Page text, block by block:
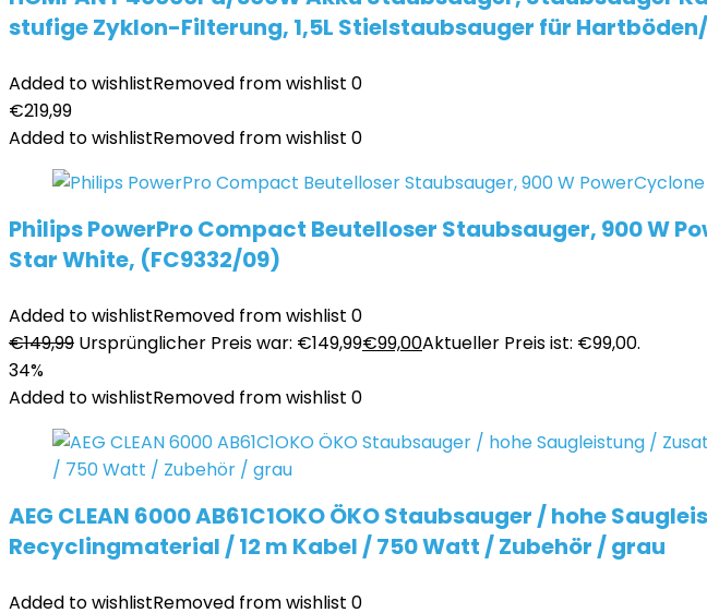
stufige Zyklon-Filterung, 1,5L Stielstaubsauger für
Added to wishlistRemoved from wishlist 0
€219,99
Added to wishlistRemoved from wishlist 0
Philips PowerPro Compact Beutelloser Staubsauger, 900 W
Star White, (FC9332/09)
Added to wishlistRemoved from wishlist 0
€149,99 Ursprünglicher Preis war: €149,99€99,00Aktueller Preis ist: €99,00.
34%
Added to wishlistRemoved from wishlist 0
AEG CLEAN 6000 AB61C1OKO ÖKO Staubsauger / hohe
Recyclingmaterial / 12 m Kabel / 750 Watt / Zubehör / grau
Added to wishlistRemoved from wishlist 0